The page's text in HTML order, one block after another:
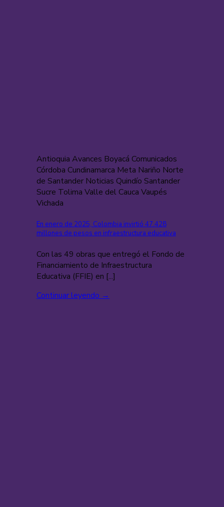
Antioquia Avances Boyacá Comunicados
Córdoba Cundinamarca Meta Nariño Norte
de Santander Noticias Quindío Santander
Sucre Tolima Valle del Cauca Vaupés
Vichada
En enero de 2025, Colombia invirtió 47.428
millones de pesos en infraestructura educativa
Con las 49 obras que entregó el Fondo de
Financiamiento de Infraestructura
Educativa (FFIE) en [...]
Continuar leyendo →